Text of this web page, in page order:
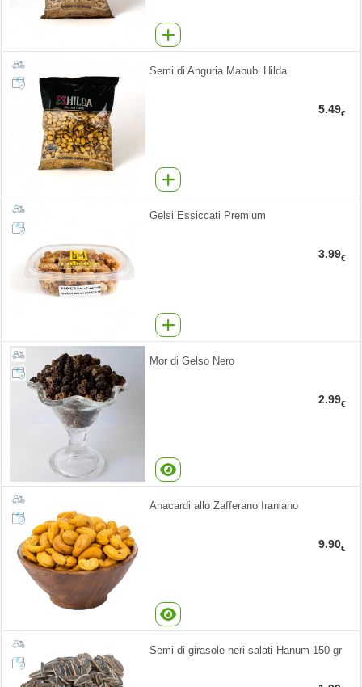
Semi di Anguria Mabubi Hilda
5.49€
Gelsi Essiccati Premium
3.99€
Mor di Gelso Nero
2.99€
Anacardi allo Zafferano Iraniano
9.90€
Semi di girasole neri salati Hanum 150 gr